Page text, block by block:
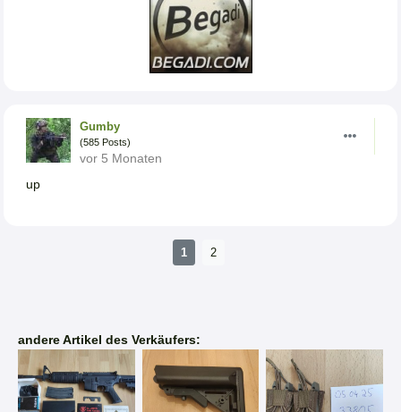
Gumby
(585 Posts)
vor 5 Monaten
up
1 2
andere Artikel des Verkäufers: